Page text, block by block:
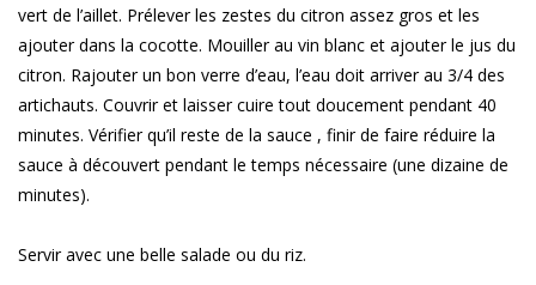
vert de l’aillet. Prélever les zestes du citron assez gros et les
ajouter dans la cocotte. Mouiller au vin blanc et ajouter le jus du
citron. Rajouter un bon verre d’eau, l’eau doit arriver au 3/4 des
artichauts. Couvrir et laisser cuire tout doucement pendant 40
minutes. Vérifier qu’il reste de la sauce , finir de faire réduire la
sauce à découvert pendant le temps nécessaire (une dizaine de
minutes).
Servir avec une belle salade ou du riz.